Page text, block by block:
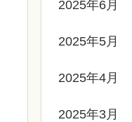
2025年6月
2025年5月
2025年4月
2025年3月